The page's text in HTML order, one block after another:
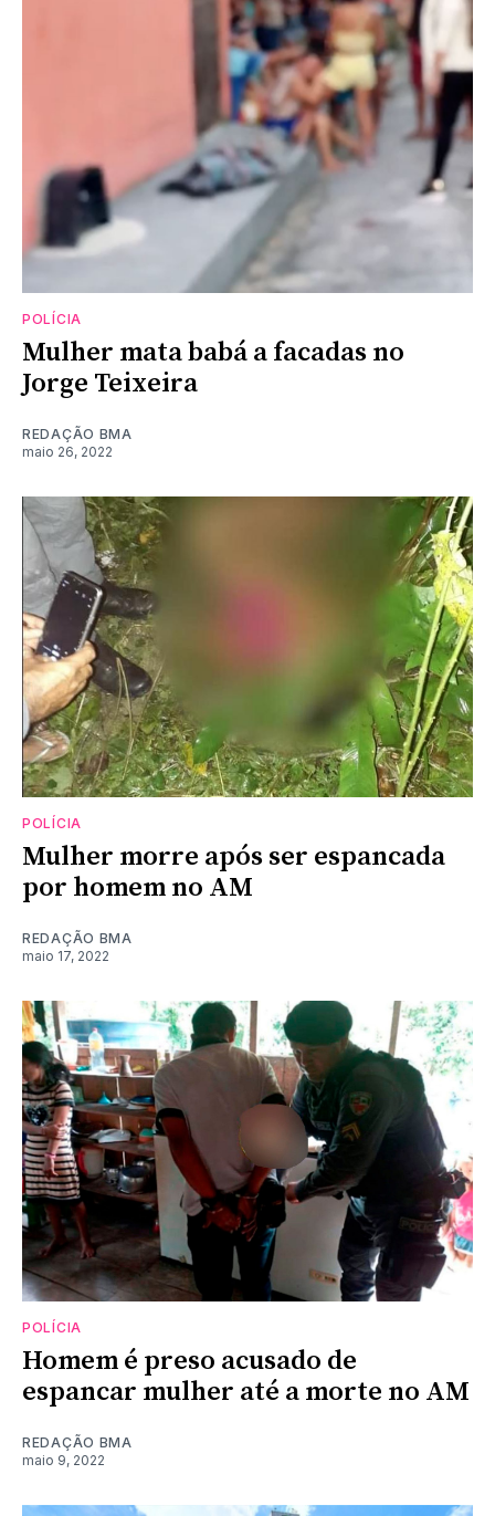
POLÍCIA
Mulher mata babá a facadas no
Jorge Teixeira
REDAÇÃO BMA
maio 26, 2022
POLÍCIA
Mulher morre após ser espancada
por homem no AM
REDAÇÃO BMA
maio 17, 2022
POLÍCIA
Homem é preso acusado de
espancar mulher até a morte no AM
REDAÇÃO BMA
maio 9, 2022